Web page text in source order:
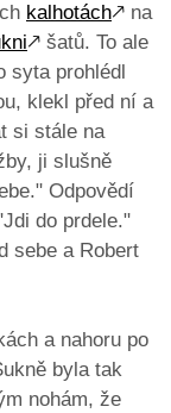
kalhotách🡕 na
🡕 šatů. To ale
syta prohlédl
klekl před ní a
si stále na
ji slušně
Odpovědí
do prdele."
sebe a Robert
a nahoru po
byla tak
nohám, že